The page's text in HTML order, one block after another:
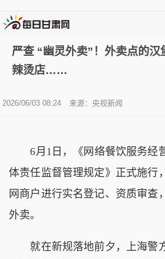
严查 “幽灵外卖”！外卖点的
辣烫店……
2026/06/03 08:24 来源：央视新闻
6月1日，《网络餐饮服务经
体责任监督管理规定》正式施行
网商户进行实名登记、资质审查
外卖。
就在新规落地前夕，上海警